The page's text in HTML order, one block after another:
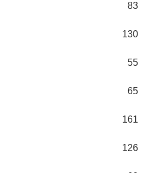
83
130
55
65
161
126